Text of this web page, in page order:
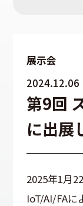
展示会
2024.12.06
第9回
に出展
2025年1月
IoT/AI/FAに